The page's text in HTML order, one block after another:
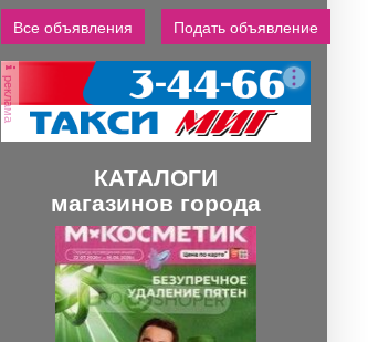
Все объявления Подать объявление
реклама
КАТАЛОГИ
магазинов города